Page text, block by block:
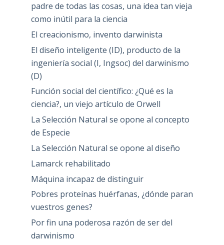
padre de todas las cosas, una idea tan vieja
como inútil para la ciencia
El creacionismo, invento darwinista
El diseño inteligente (ID), producto de la
ingeniería social (I, Ingsoc) del darwinismo
(D)
Función social del científico: ¿Qué es la
ciencia?, un viejo artículo de Orwell
La Selección Natural se opone al concepto
de Especie
La Selección Natural se opone al diseño
Lamarck rehabilitado
Máquina incapaz de distinguir
Pobres proteínas huérfanas, ¿dónde paran
vuestros genes?
Por fin una poderosa razón de ser del
darwinismo